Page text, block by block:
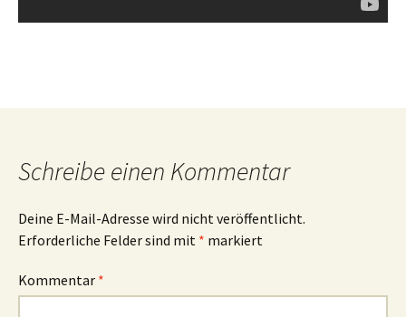
Schreibe einen Kommentar
Deine E-Mail-Adresse wird nicht veröffentlicht.
Erforderliche Felder sind mit * markiert
Kommentar *